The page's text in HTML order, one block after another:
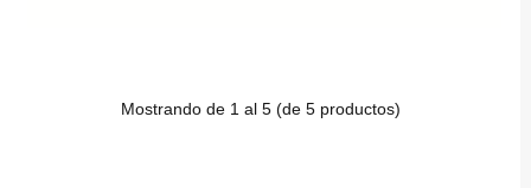
Mostrando de 1 al 5(de 5productos)